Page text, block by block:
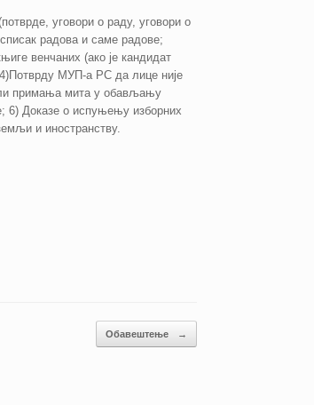
уговори о раду, уговори о
радова и саме радове;
венчаних (ако је кандидат
МУП-а РС да лице није
примања мита у обављању
6) Доказе о испуњењу изборних
и иностранству.
Обавештење →